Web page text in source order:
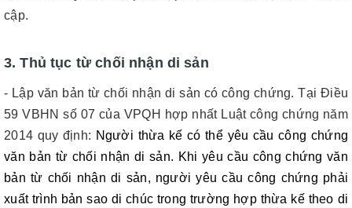
cập.
3. Thủ tục từ chối nhận di sản
- Lập văn bản từ chối nhận di sản có công chứng. Tại Điều
59 VBHN số 07 của VPQH hợp nhất Luật công chứng năm
2014 quy định: Người thừa kế có thể yêu cầu công chứng
văn bản từ chối nhận di sản. Khi yêu cầu công chứng văn
bản từ chối nhận di sản, người yêu cầu công chứng phải
xuất trình bản sao di chúc trong trường hợp thừa kế theo di